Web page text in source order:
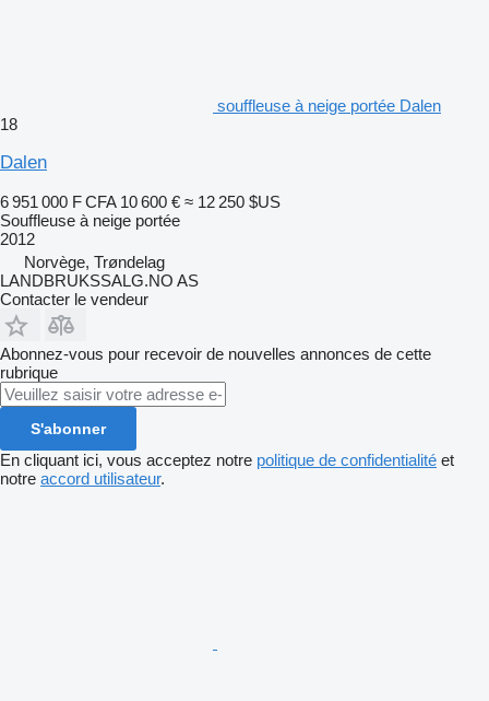
souffleuse à neige portée Dalen
18
Dalen
6 951 000 F CFA 10 600 € ≈ 12 250 $US
Souffleuse à neige portée
2012
Norvège, Trøndelag
LANDBRUKSSALG.NO AS
Contacter le vendeur
Abonnez-vous pour recevoir de nouvelles annonces de cette
rubrique
S'abonner
En cliquant ici, vous acceptez notre politique de confidentialité et
notre accord utilisateur.